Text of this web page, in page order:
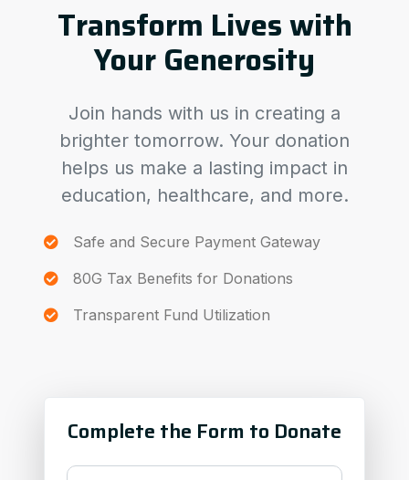
Transform Lives with
Your Generosity
Join hands with us in creating a
brighter tomorrow. Your donation
helps us make a lasting impact in
education, healthcare, and more.
Safe and Secure Payment Gateway
80G Tax Benefits for Donations
Transparent Fund Utilization
Complete the Form to Donate